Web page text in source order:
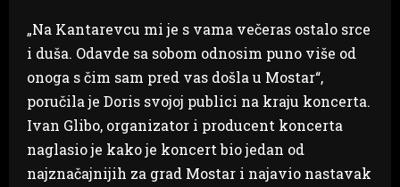
„Na Kantarevcu mi je s vama večeras ostalo srce
i duša. Odavde sa sobom odnosim puno više od
onoga s čim sam pred vas došla u Mostar“,
poručila je Doris svojoj publici na kraju koncerta.
Ivan Glibo, organizator i producent koncerta
naglasio je kako je koncert bio jedan od
najznačajnijih za grad Mostar i najavio nastavak